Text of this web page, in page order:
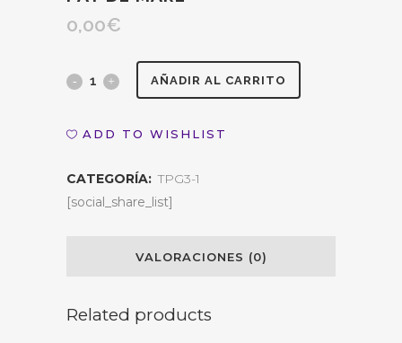
0,00€
Autores
Pat
de
AÑADIR AL CARRITO
ADD TO WISHLIST
CATEGORÍA: TPG3-1
[social_share_list]
VALORACIONES (0)
Related products